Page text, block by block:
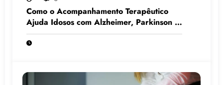
Como o Acompanhamento Terapêutico
Ajuda Idosos com Alzheimer, Parkinson e
Demência